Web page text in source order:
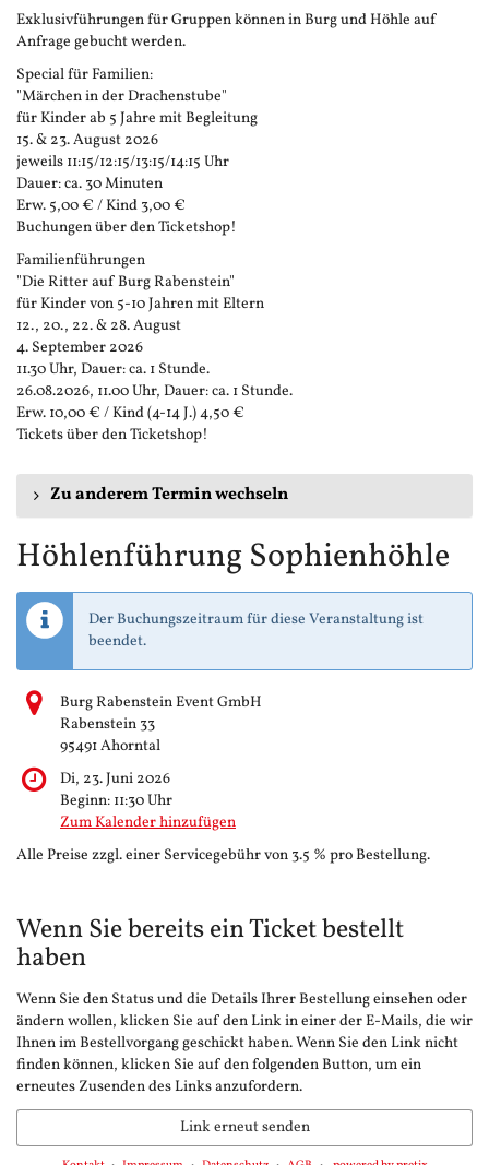
Exklusivführungen für Gruppen können in Burg und Höhle auf
Anfrage gebucht werden.
Special für Familien:
"Märchen in der Drachenstube"
für Kinder ab 5 Jahre mit Begleitung
15. & 23. August 2026
jeweils 11:15/12:15/13:15/14:15 Uhr
Dauer: ca. 30 Minuten
Erw. 5,00 € / Kind 3,00 €
Buchungen über den Ticketshop!
Familienführungen
"Die Ritter auf Burg Rabenstein"
für Kinder von 5-10 Jahren mit Eltern
12., 20., 22. & 28. August
4. September 2026
11.30 Uhr, Dauer: ca. 1 Stunde.
26.08.2026, 11.00 Uhr, Dauer: ca. 1 Stunde.
Erw. 10,00 € / Kind (4-14 J.) 4,50 €
Tickets über den Ticketshop!
Zu anderem Termin wechseln
Höhlenführung Sophienhöhle
Der Buchungszeitraum für diese Veranstaltung ist
beendet.
Burg Rabenstein Event GmbH
Rabenstein 33
95491 Ahorntal
Di, 23. Juni 2026
Beginn: 11:30Uhr
Zum Kalender hinzufügen
Alle Preise zzgl. einer Servicegebühr von 3.5 % pro Bestellung.
Wenn Sie bereits ein Ticket bestellt
haben
Wenn Sie den Status und die Details Ihrer Bestellung einsehen oder
ändern wollen, klicken Sie auf den Link in einer der E-Mails, die wir
Ihnen im Bestellvorgang geschickt haben. Wenn Sie den Link nicht
finden können, klicken Sie auf den folgenden Button, um ein
erneutes Zusenden des Links anzufordern.
Link erneut senden